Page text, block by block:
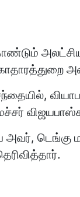
அவர், டெங்கு